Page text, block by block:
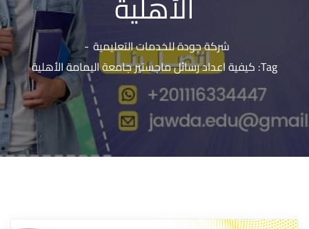
شركة جودة للخدمات التعليمية
Tag: كيفية اعداد رسائل ماجستير جامعة اليمامة الأهلية